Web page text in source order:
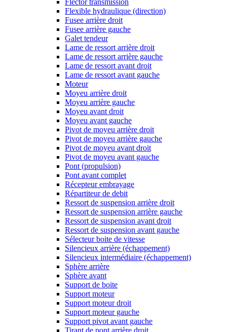
Flector transmission
Flexible hydraulique (direction)
Fusee arrière droit
Fusee arrière gauche
Galet tendeur
Lame de ressort arrière droit
Lame de ressort arrière gauche
Lame de ressort avant droit
Lame de ressort avant gauche
Moteur
Moyeu arrière droit
Moyeu arrière gauche
Moyeu avant droit
Moyeu avant gauche
Pivot de moyeu arrière droit
Pivot de moyeu arrière gauche
Pivot de moyeu avant droit
Pivot de moyeu avant gauche
Pont (propulsion)
Pont avant complet
Récepteur embrayage
Répartiteur de debit
Ressort de suspension arrière droit
Ressort de suspension arrière gauche
Ressort de suspension avant droit
Ressort de suspension avant gauche
Sélecteur boite de vitesse
Silencieux arrière (échappement)
Silencieux intermédiaire (échappement)
Sphère arrière
Sphère avant
Support de boite
Support moteur
Support moteur droit
Support moteur gauche
Support pivot avant gauche
Tirant de pont arrière droit